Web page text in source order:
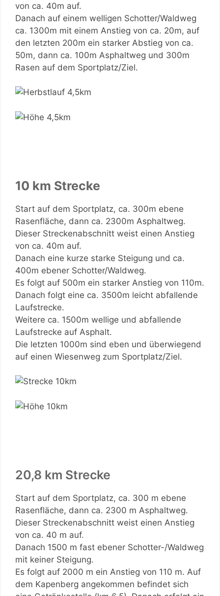
von ca. 40m auf.
Danach auf einem welligen Schotter/Waldweg
ca. 1300m mit einem Anstieg von ca. 20m, auf
den letzten 200m ein starker Abstieg von ca.
50m, dann ca. 100m Asphaltweg und 300m
Rasen auf dem Sportplatz/Ziel.
10 km Strecke
Start auf dem Sportplatz, ca. 300m ebene
Rasenfläche, dann ca. 2300m Asphaltweg.
Dieser Streckenabschnitt weist einen Anstieg
von ca. 40m auf.
Danach eine kurze starke Steigung und ca.
400m ebener Schotter/Waldweg.
Es folgt auf 500m ein starker Anstieg von 110m.
Danach folgt eine ca. 3500m leicht abfallende
Laufstrecke.
Weitere ca. 1500m wellige und abfallende
Laufstrecke auf Asphalt.
Die letzten 1000m sind eben und überwiegend
auf einen Wiesenweg zum Sportplatz/Ziel.
20,8 km Strecke
Start auf dem Sportplatz, ca. 300 m ebene
Rasenfläche, dann ca. 2300 m Asphaltweg.
Dieser Streckenabschnitt weist einen Anstieg
von ca. 40 m auf.
Danach 1500 m fast ebener Schotter-/Waldweg
mit keiner Steigung.
Es folgt auf 2000 m ein Anstieg von 110 m. Auf
dem Kapenberg angekommen befindet sich